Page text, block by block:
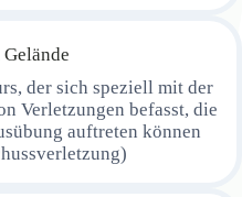
der sich speziell mit der
Verletzungen befasst, die
auftreten können